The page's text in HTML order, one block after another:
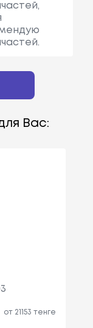
Вас:
от 21153 тенге